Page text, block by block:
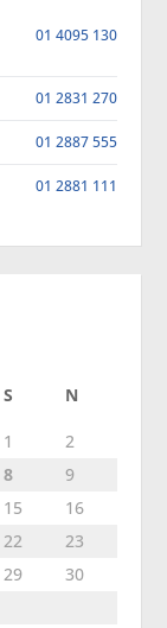
01 4095 130
01 2831 270
01 2887 555
01 2881 111
S N
1
2
8
9
15
16
22
23
29
30